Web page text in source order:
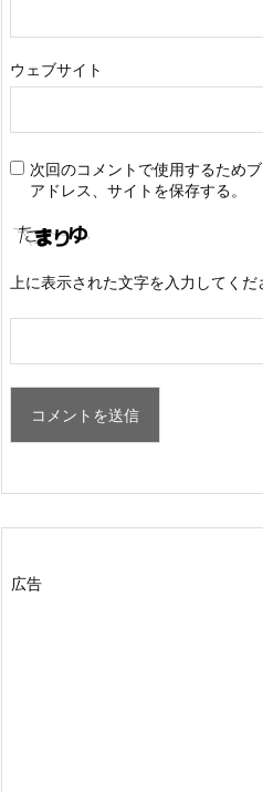
ウェブサイト
次回のコメントで使用するため
アドレス、サイトを保存する。
上に表示された文字を入力してくだ
広告